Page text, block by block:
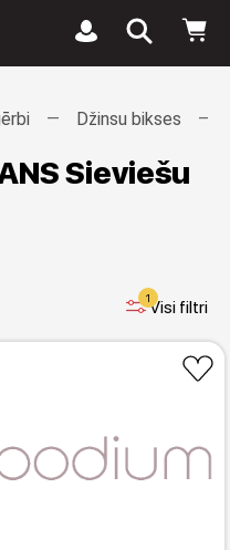
Džinsu bikses
Sieviešu
1Visi filtri